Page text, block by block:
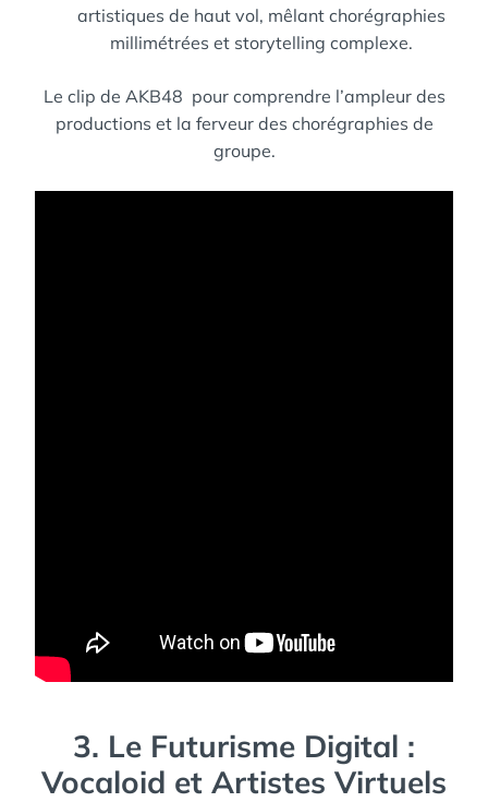
artistiques de haut vol, mêlant chorégraphies
millimétrées et storytelling complexe.
Le clip de AKB48 pour comprendre l’ampleur des
productions et la ferveur des chorégraphies de
groupe.
3. Le Futurisme Digital :
Vocaloid et Artistes Virtuels